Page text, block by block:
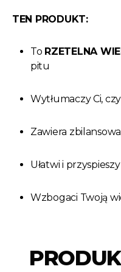
TEN PRODUKT:
To RZETELNA
pitu
Wytłumaczy Ci,
Zawiera
Ułatwi i
Wzbogaci Twoją